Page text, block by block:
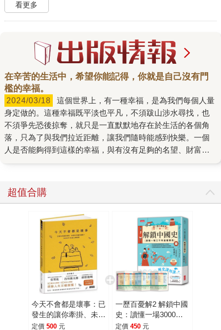
看更多
在辛苦的生活中，希望你能記得，你就是自己沒有門
檻的幸福。
2024/03/18
身定做的。這種幸福既平淡也平凡，不須跋山涉水尋找，也
不須爭先恐後掠奪，就只是一直默默地存在於生活的各個角
落，只為了與我們拉近距離，讓我們隨時能感到快樂。一個
人是否能夠得到這樣的幸福，與有沒有足夠的名望、財富、
粒般細小，卻能撐起一整座天堂的力量，稱之為「沒有門檻
的幸福」。他除了是這種幸福的信仰者之外，更是它的見證
置藝術⋯⋯不外乎都是要提醒大家這種幸福的存在。 關於
「如何獲得快樂的人生」，楊士毅一輩子都在尋找這個問題
的答案——做為一個沒有自信、畏縮的少年，他問自己應該
被放在這個世界的什麼地方；做為一個風格黑暗，但才華洋
溢的攝影師，他問自己該如何選擇光明；做為一個為人設想
的剪紙藝術家，他叩問自己每一刀的起心動念⋯⋯如今，他
給大家。 不管是誰，一定會有感到迷惘、忿忿不平的時候。
如果很不巧地你正受困於某種痛苦的循環之中，請務必看看
超值合購
今天不會都是壞事：已
發生的讓你牽掛、未發
生的讓你擔憂？
定價 500 元
一歷百憂解2 解鎖中國
史：讀懂一場3000年
皇權賽局【贈朝代大事
定價 450 元